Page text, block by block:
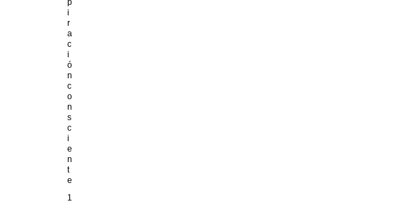
p
i
r
a
c
i
ó
n
c
o
n
s
c
i
e
n
t
e
1